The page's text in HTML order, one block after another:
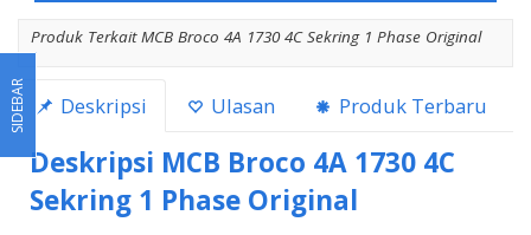
Produk Terkait MCB Broco 4A 1730 4C Sekring 1 Phase Original
Deskripsi Ulasan Produk Terbaru
Deskripsi MCB Broco 4A 1730 4C
Sekring 1 Phase Original
SIDEBAR